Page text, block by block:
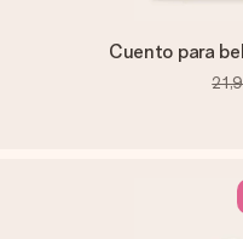
Cuento para